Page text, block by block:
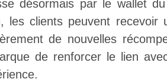
désormais par le wallet
les clients peuvent
de nouvelles
de renforcer le lien